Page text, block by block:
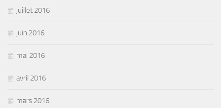
juillet 2016
juin 2016
mai 2016
avril 2016
mars 2016